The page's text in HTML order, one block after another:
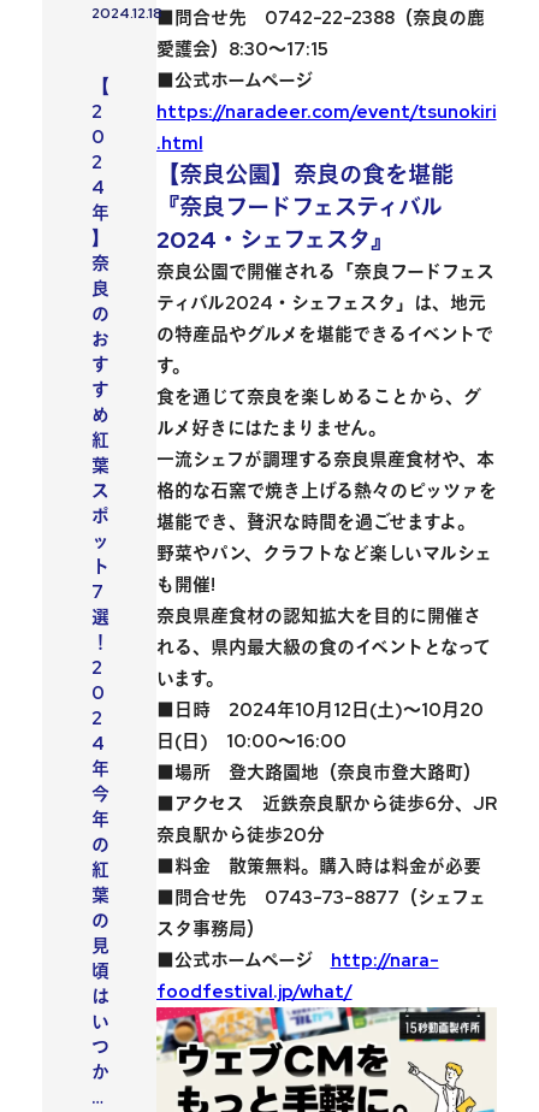
■問合せ先 0742-22-2388（奈良の鹿
愛護会）8:30〜17:15
■公式ホームページ
https://naradeer.com/event/tsunokiri
.html
【奈良公園】奈良の食を堪能
『奈良フードフェスティバル
2024・シェフェスタ』
奈良公園で開催される 「奈良フードフェス
ティバル2024・シェフェスタ」 は、地元
の特産品やグルメを堪能できるイベントで
す。
食を通じて奈良を楽しめる ことから、グ
ルメ好きにはたまりません。
一流シェフが調理する奈良県産食材や、本
格的な石窯で焼き上げる熱々のピッツァを
堪能でき、贅沢な時間を過ごせますよ。
野菜やパン、クラフトなど楽しいマルシェ
も開催!
奈良県産食材の認知拡大を目的に開催さ
れる、 県内最大級の食のイベント となって
います。
■日時 2024年10月12日(土)〜10月20
日(日) 10:00〜16:00
■場所 登大路園地（奈良市登大路町）
■アクセス 近鉄奈良駅から徒歩6分、JR
奈良駅から徒歩20分
■料金 散策無料。購入時は料金が必要
■問合せ先 0743-73-8877（シェフェ
スタ事務局）
■公式ホームページ http://nara-
foodfestival.jp/what/
投稿日
2024.12.18
おすすめスポット
【
2
0
2
4
年
】
奈
良
の
お
す
す
め
紅
葉
ス
ポ
ッ
ト
7
選
！
2
0
2
4
年
今
年
の
紅
葉
の
見
頃
は
い
つ
か
…